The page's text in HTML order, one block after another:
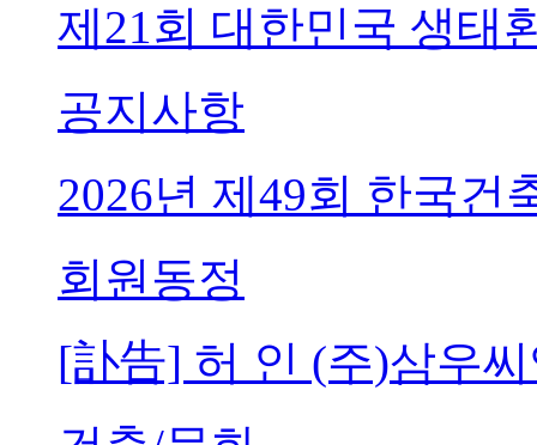
제21회 대한민국 생태
공지사항
2026년 제49회 한국건
회원동정
[訃告] 허 인 (주)삼우